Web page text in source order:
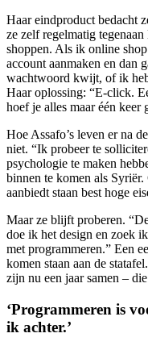
Haar eindproduct bedacht
ze zelf regelmatig
shoppen. Als ik online
account aanmaken en dan
wachtwoord kwijt, of ik
Haar oplossing: “E-click.
hoef je alles maar één
Hoe Assafo’s leven er na
niet. “Ik probeer te
psychologie te maken
binnen te komen als
aanbiedt staan best hoge
Maar ze blijft proberen.
doe ik het design en zoek
met programmeren.” Een
komen staan aan de
zijn nu een jaar samen –
‘Programmeren is
ik achter.’